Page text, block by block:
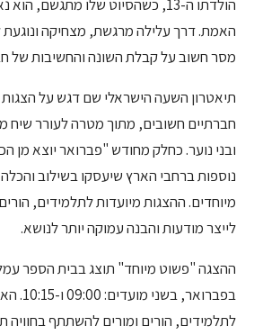
הולדתו ה-13, כשהסיוט שלו מתגשם,
האמת. דרך עלילה מרגשת, מצחיקה
מסר חשוב על קבלת השונה והחשיבות של
תיאטרון השעה הישראלי שם דגש על
חברתיים חשובים, מתוך מטרה לעורר שיח
ובני נוער. כחלק מחודש "פברואר יוצא מן
נוספות ברחבי הארץ שיעסקו בשילוב
מיוחדים. ההצגות מיועדות לתלמידים,
לייצר מודעות והבנה עמוקה יותר לנושא.
לתלמידים, הורים ומורים להשתתף בחוויה